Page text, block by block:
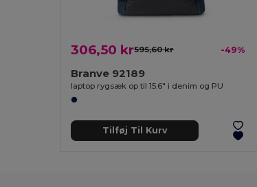
306,50 kr595,60 kr -49%
Branve 92189
laptop rygsæk op til 15.6" i denim og PU
Tilføj Til Kurv